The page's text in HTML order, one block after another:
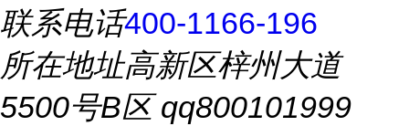
联系电话400-1166-196
所在地址高新区梓州大道
5500号B区 qq800101999